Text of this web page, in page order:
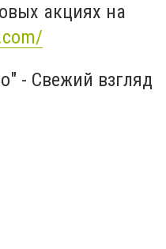
акциях на
- Свежий взгляд